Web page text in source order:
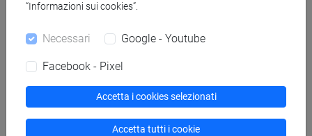
Struttura generale dell'insegnamento
POLITICAL PHILOSOPHY
POLITICAL PHILOSOPHY 1
POLITICAL PHILOSOPHY 2
“Informazioni sui cookies”.
Necessari Google - Youtube
Facebook - Pixel
Accetta i cookies selezionati
Accetta tutti i cookie